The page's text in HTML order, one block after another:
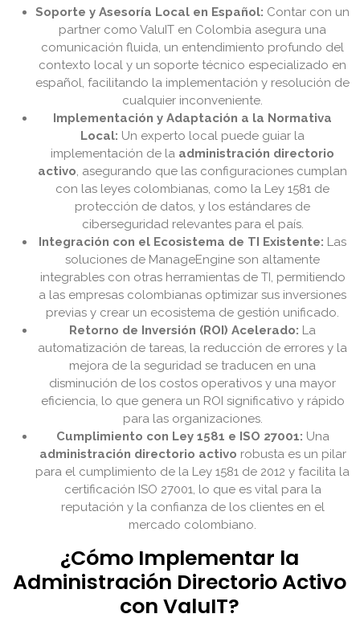
Soporte y Asesoría Local en Español: Contar con un
partner como ValuIT en Colombia asegura una
comunicación fluida, un entendimiento profundo del
contexto local y un soporte técnico especializado en
español, facilitando la implementación y resolución de
cualquier inconveniente.
Implementación y Adaptación a la Normativa
Local: Un experto local puede guiar la
implementación de la administración directorio
activo, asegurando que las configuraciones cumplan
con las leyes colombianas, como la Ley 1581 de
protección de datos, y los estándares de
ciberseguridad relevantes para el país.
Integración con el Ecosistema de TI Existente: Las
soluciones de ManageEngine son altamente
integrables con otras herramientas de TI, permitiendo
a las empresas colombianas optimizar sus inversiones
previas y crear un ecosistema de gestión unificado.
Retorno de Inversión (ROI) Acelerado: La
automatización de tareas, la reducción de errores y la
mejora de la seguridad se traducen en una
disminución de los costos operativos y una mayor
eficiencia, lo que genera un ROI significativo y rápido
para las organizaciones.
Cumplimiento con Ley 1581 e ISO 27001: Una
administración directorio activo robusta es un pilar
para el cumplimiento de la Ley 1581 de 2012 y facilita la
certificación ISO 27001, lo que es vital para la
reputación y la confianza de los clientes en el
mercado colombiano.
¿Cómo Implementar la
Administración Directorio Activo
con ValuIT?